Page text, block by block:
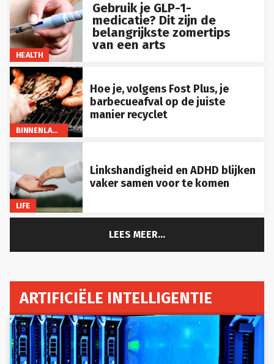
HEALTH
Gebruik je GLP-1-
medicatie? Dit zijn de
belangrijkste zomertips
van een arts
BINNENLAND
Hoe je, volgens Fost Plus, je
barbecueafval op de juiste
manier recyclet
LIFE
Linkshandigheid en ADHD blijken
vaker samen voor te komen
LEES MEER...
ARTIFICIËLE INTELLIGENTIE